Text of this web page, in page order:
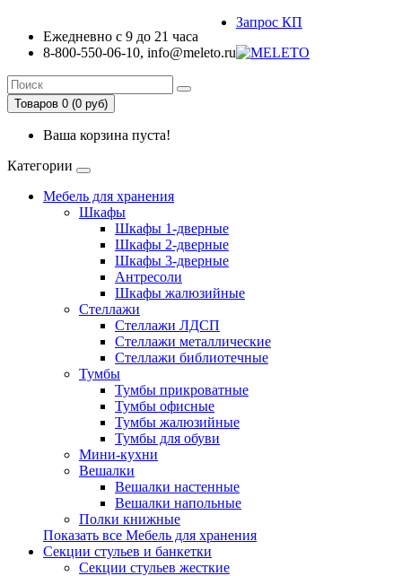
Ежедневно с 9 до 21 часа
8-800-550-06-10, info@meleto.ru
Запрос КП
Товаров 0 (0 pуб)
Ваша корзина пуста!
Категории
Мебель для хранения
Шкафы
Шкафы 1-дверные
Шкафы 2-дверные
Шкафы 3-дверные
Антресоли
Шкафы жалюзийные
Стеллажи
Стеллажи ЛДСП
Стеллажи металлические
Стеллажи библиотечные
Тумбы
Тумбы прикроватные
Тумбы офисные
Тумбы жалюзийные
Тумбы для обуви
Мини-кухни
Вешалки
Вешалки настенные
Вешалки напольные
Полки книжные
Показать все Мебель для хранения
Секции стульев и банкетки
Секции стульев жесткие